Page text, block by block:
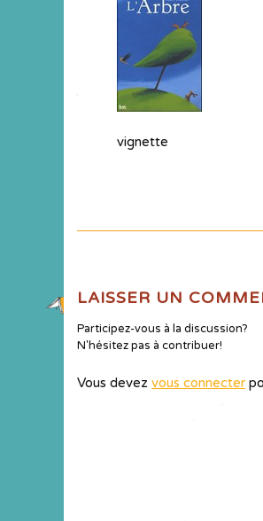
vignette
LAISSER UN
Participez-vous à la discussion?
N'hésitez pas à contribuer!
Vous devez vous connecter